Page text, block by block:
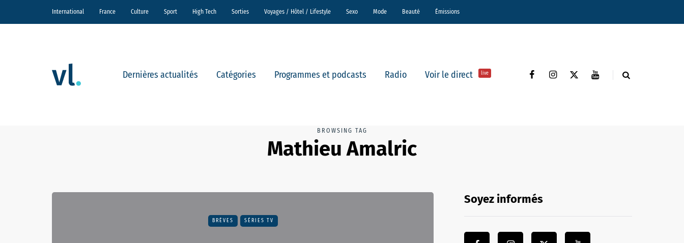
International France Culture Sport High Tech Sorties Voyages / Hôtel / Lifestyle Sexo Mode Beauté Émissions
Dernières actualités Catégories Programmes et podcasts Radio Voir le direct live
BROWSING TAG
Mathieu Amalric
BRÈVES SÉRIES TV
Soyez informés